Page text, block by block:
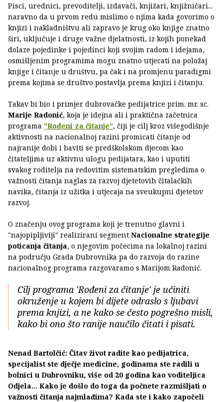
Pisci, urednici, prevoditelji, izdavači, knjižari, knjižničari...
naravno da u prvom redu mislimo o njima kada govorimo o
knjizi i nakladništvu ali zapravo je krug oko knjige znatno
širi, uključuje i druge važne djelatnosti, iz kojih ponekad
dolaze pojedinke i pojedinci koji svojim radom i idejama,
osmišljenim programima mogu znatno utjecati na položaj
knjige i čitanje u društvu, pa čak i na promjenu paradigmi
prema kojima se društvo postavlja prema knjizi i čitanju.
Takav bi bio i primjer dubrovačke pedijatrice prim. mr. sc.
Marije Radonić, koja je idejna ali i praktična začetnica
programa "Rođeni za čitanje", čiji je cilj kroz višegodišnje
aktivnosti na nacionalnoj razini promicati čitanje od
najranije dobi i baviti se predškolskom djecom kao
čitateljima uz aktivnu ulogu pedijatara, kao i uputiti
svakog roditelja na redovitim sistematskim pregledima o
važnosti čitanja naglas za razvoj djetetovih čitalačkih
navika, čitanja iz užitka i utjecaja na sveukupni djetetov
razvoj.
O značenju ovog programa koji je trenutno glavni i
"najopipljiviji" realizirani segment Nacionalne strategije
poticanja čitanja, o njegovim počecima na lokalnoj razini
na području Grada Dubrovnika pa do razvoja do razine
nacionalnog programa razgovaramo s Marijom Radonić.
Cilj programa 'Rođeni za čitanje' je učiniti
okruženje u kojem bi dijete odraslo s ljubavi
prema knjizi, a ne kako se često pogrešno misli,
kako bi ono što ranije naučilo čitati i pisati.
Nenad Bartolčić: Čitav život radite kao pedijatrica,
specijalist ste dječje medicine, godinama ste radili u
bolnici u Dubrovniku, više od 20 godina kao voditeljica
Odjela... Kako je došlo do toga da počnete razmišljati o
važnosti čitanja najmlađima? Kada ste i kako započeli